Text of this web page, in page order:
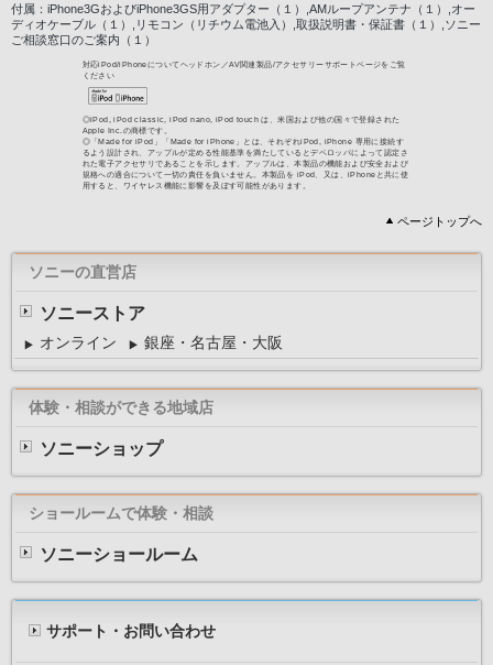
付属：iPhone3GおよびiPhone3GS用アダプター（１）,AMループアンテナ（１）,オー
ディオケーブル（１）,リモコン（リチウム電池入）,取扱説明書・保証書（１）,ソニー
ご相談窓口のご案内（１）
ページトップへ
ソニーの直営店
ソニーストア
オンライン 銀座・名古屋・大阪
体験・相談ができる地域店
ソニーショップ
ショールームで体験・相談
ソニーショールーム
サポート・お問い合わせ